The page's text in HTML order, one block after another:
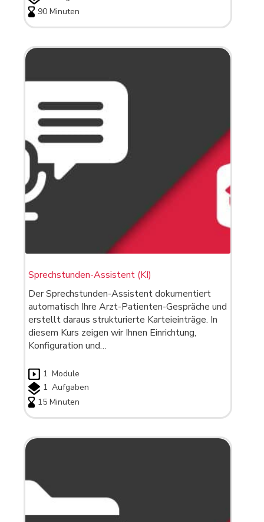
90 Minuten
Sprechstunden-Assistent (KI)
Der Sprechstunden-Assistent dokumentiert
automatisch Ihre Arzt-Patienten-Gespräche und
erstellt daraus strukturierte Karteieinträge. In
diesem Kurs zeigen wir Ihnen Einrichtung,
Konfiguration und…
1 Module
1 Aufgaben
15 Minuten